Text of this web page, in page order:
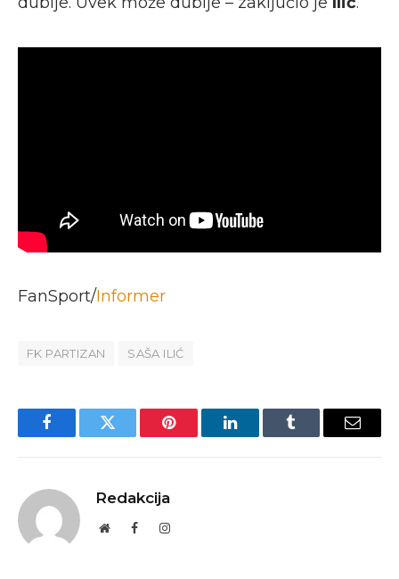
FanSport/Informer
FK PARTIZAN SAŠA ILIĆ
FacebookTwitter Pinterest LinkedInTumblr Email
Redakcija
WebsiteFacebookInstagram